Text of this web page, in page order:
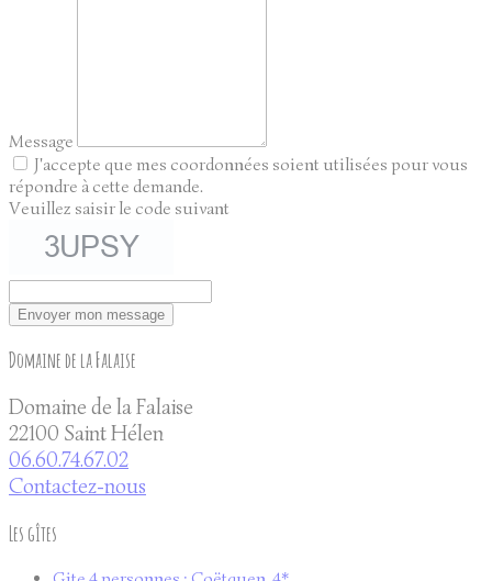
Message
J'accepte que mes coordonnées soient utilisées pour vous
répondre à cette demande.
Veuillez saisir le code suivant
Envoyer mon message
Domaine de la Falaise
Domaine de la Falaise
22100 Saint Hélen
06.60.74.67.02
Contactez-nous
Les gîtes